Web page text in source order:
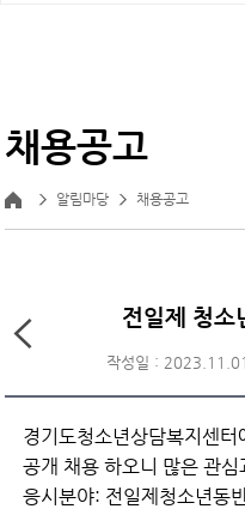
채용공고
알림마당 채용공고
전일제 청소
작성일 :
경기도청소년상담복지센터
공개 채용 하오니 많은 관
응시분야: 전일제청소년동